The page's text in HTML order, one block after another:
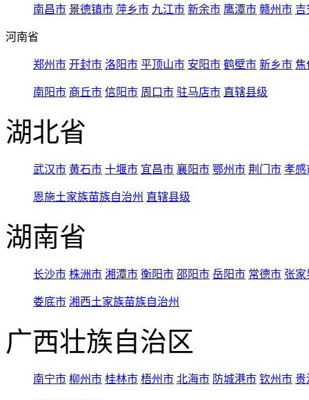
南昌市 景德镇市 萍乡市 九江市 新余市 鹰潭市 赣州市 吉
河南省
郑州市 开封市 洛阳市 平顶山市 安阳市 鹤壁市 新乡市 焦
南阳市 商丘市 信阳市 周口市 驻马店市 直辖县级
湖北省
武汉市 黄石市 十堰市 宜昌市 襄阳市 鄂州市 荆门市 孝感
恩施土家族苗族自治州 直辖县级
湖南省
长沙市 株洲市 湘潭市 衡阳市 邵阳市 岳阳市 常德市 张家
娄底市 湘西土家族苗族自治州
广西壮族自治区
南宁市 柳州市 桂林市 梧州市 北海市 防城港市 钦州市 贵